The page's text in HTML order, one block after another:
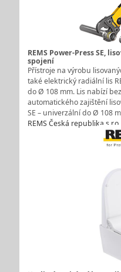
REMS Power-Press SE,
spojení
Přístroje na výrobu
také elektrický radiální lis
do Ø 108 mm. Lis nabízí
automatického zajištění
SE – univerzální do Ø 108
REMS Česká republika